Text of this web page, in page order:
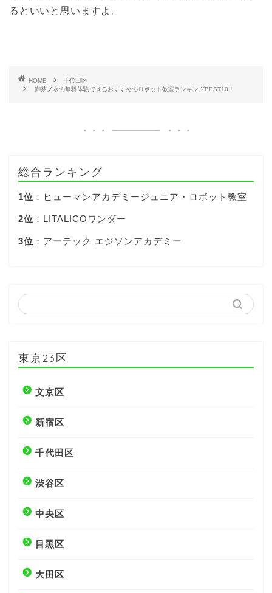
るといいと思いますよ。
HOME
千代田区
御茶ノ水の無料体験できるおすすめのロボット教室ランキングBEST10！
総合ランキング
1位 ：ヒューマンアカデミージュニア・ロボット教室
2位 ：LITALICOワンダー
3位 ：アーテック エジソンアカデミー
東京23区
文京区
新宿区
千代田区
渋谷区
中央区
目黒区
大田区